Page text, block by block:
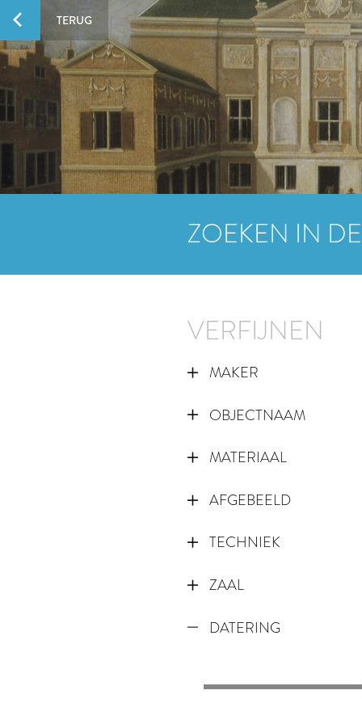
TERUG
ZOEKEN IN
VERFIJNEN
MAKER
OBJECTNAAM
MATERIAAL
AFGEBEELD
TECHNIEK
ZAAL
DATERING